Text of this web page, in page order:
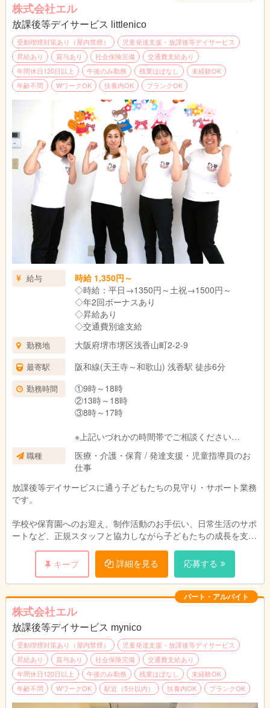
株式会社エル
放課後等デイサービス littlenico
受動喫煙対策あり（屋内禁煙）
児童発達支援・放課後等デイサービス
昇給あり
賞与あり 社会保険完備
交通費支給あり
年間休日120日以上
午後のみ勤務 残業ほぼなし
未経験OK
年齢不問
WワークOK 扶養内OK ブランクOK
給与
時給 1,350円～
◇時給：平日→1350円～土祝→1500円～
◇年2回ボーナスあり
◇昇給あり
◇交通費別途支給
勤務地 大阪府堺市堺区浅香山町2-2-9
最寄駅 阪和線(天王寺～和歌山) 浅香駅 徒歩6分
勤務時間
①9時～18時
②13時～18時
③8時～17時
※上記いづれかの時間帯でご相談ください
※週3日〜勤務可能
※残業なし
職種
医療・介護・保育 / 発達支援・児童指導員のお
仕事
放課後等デイサービスに通う子どもたちの見守り・サポート業務
です。
学校や保育園へのお迎え、制作活動のお手伝い、日常生活のサポ
ートなど、正規スタッフと協力しながら子どもたちの成長を支え
るお仕事です。
ブランクのある方や未経験の方でも安心して始められる環境が整
っています。
キープ 詳細を見る 応募する
パート・アルバイト
株式会社エル
放課後等デイサービス mynico
受動喫煙対策あり（屋内禁煙）
児童発達支援・放課後等デイサービス
昇給あり
賞与あり 社会保険完備
交通費支給あり
年間休日120日以上
午後のみ勤務 残業ほぼなし
未経験OK
年齢不問
WワークOK 駅近（5分以内） 扶養内OK ブランクOK